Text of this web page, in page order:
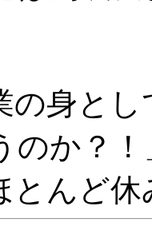
の身と
のか？
とんど